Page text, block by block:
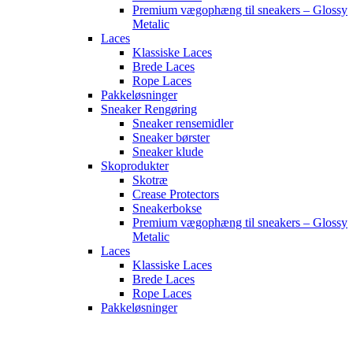
Premium vægophæng til sneakers – Glossy
Metalic
Laces
Klassiske Laces
Brede Laces
Rope Laces
Pakkeløsninger
Sneaker Rengøring
Sneaker rensemidler
Sneaker børster
Sneaker klude
Skoprodukter
Skotræ
Crease Protectors
Sneakerbokse
Premium vægophæng til sneakers – Glossy
Metalic
Laces
Klassiske Laces
Brede Laces
Rope Laces
Pakkeløsninger